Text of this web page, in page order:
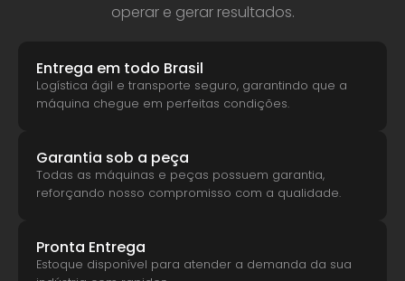
operar e gerar resultados.
Entrega em todo Brasil
Logística ágil e transporte seguro, garantindo que a
máquina chegue em perfeitas condições.
Garantia sob a peça
Todas as máquinas e peças possuem garantia,
reforçando nosso compromisso com a qualidade.
Pronta Entrega
Estoque disponível para atender a demanda da sua